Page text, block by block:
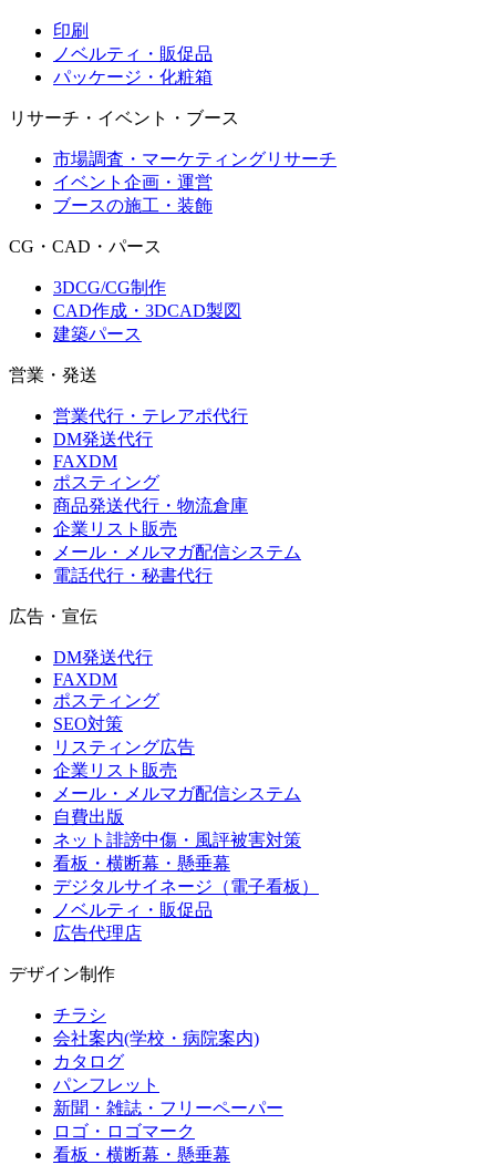
印刷
ノベルティ・販促品
パッケージ・化粧箱
リサーチ・イベント・ブース
市場調査・マーケティングリサーチ
イベント企画・運営
ブースの施工・装飾
CG・CAD・パース
3DCG/CG制作
CAD作成・3DCAD製図
建築パース
営業・発送
営業代行・テレアポ代行
DM発送代行
FAXDM
ポスティング
商品発送代行・物流倉庫
企業リスト販売
メール・メルマガ配信システム
電話代行・秘書代行
広告・宣伝
DM発送代行
FAXDM
ポスティング
SEO対策
リスティング広告
企業リスト販売
メール・メルマガ配信システム
自費出版
ネット誹謗中傷・風評被害対策
看板・横断幕・懸垂幕
デジタルサイネージ（電子看板）
ノベルティ・販促品
広告代理店
デザイン制作
チラシ
会社案内(学校・病院案内)
カタログ
パンフレット
新聞・雑誌・フリーペーパー
ロゴ・ロゴマーク
看板・横断幕・懸垂幕